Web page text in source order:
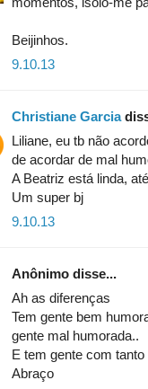
Beijinhos.
9.10.13
Christiane Garcia
Liliane, eu tb não
de acordar de mal
A Beatriz está linda,
Um super bj
9.10.13
Anônimo disse...
Ah as diferenças
Tem gente bem
gente mal humorada..
E tem gente com
Abraço